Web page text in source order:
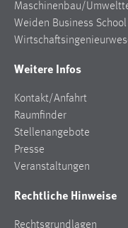
Maschinenbau/
Weiden Business School
Weitere Infos
Kontakt/Anfahrt
Raumfinder
Stellenangebote
Presse
Veranstaltungen
Rechtliche Hinweise
Rechtsgrundlagen